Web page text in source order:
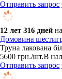
Отправить запрос
12 лет 316 дней
Домовина
Труна лакована
5600 грн./шт.В
Отправить запрос